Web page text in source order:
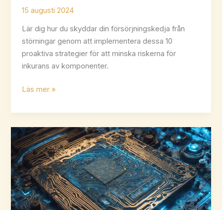
15 augusti 2024
Lär dig hur du skyddar din försörjningskedja från
störningar genom att implementera dessa 10
proaktiva strategier för att minska riskerna för
inkurans av komponenter.
10
tillvägagångssätt
för
att
mildra
komponenters
inkurans
Läs mer »